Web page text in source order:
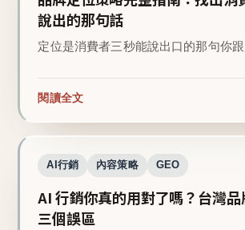
說出的那句話
定位是消費者三秒能說出口的那句你跟
閱讀全文
AI行銷 內容策略 GEO
AI 行銷你真的用對了嗎？台灣
三個誤區